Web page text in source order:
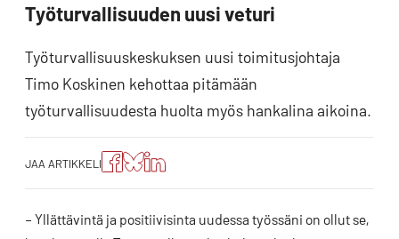
Työturvallisuuden uusi veturi
Työturvallisuuskeskuksen uusi toimitusjohtaja
Timo Koskinen kehottaa pitämään
työturvallisuudesta huolta myös hankalina aikoina.
JAA ARTIKKELI
Jaa
artikkeli
Facebookissa
Jaa
artikkeli
Blueskyssa
Jako:
Jaa
artikkeli
– Yllättävintä ja positiivisinta uudessa työssäni on ollut se,